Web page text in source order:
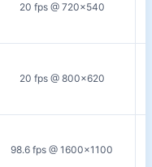
20 fps @ 720×540
20 fps @ 800×620
98.6 fps @ 1600×1100